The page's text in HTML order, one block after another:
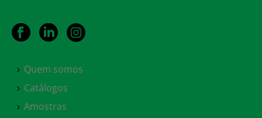
Quem somos
Catálogos
Amostras